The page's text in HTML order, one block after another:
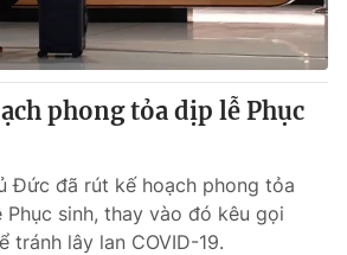
phong tỏa dịp lễ Phục
Đức đã rút kế hoạch phong tỏa
sinh, thay vào đó kêu gọi
tránh lây lan COVID-19.